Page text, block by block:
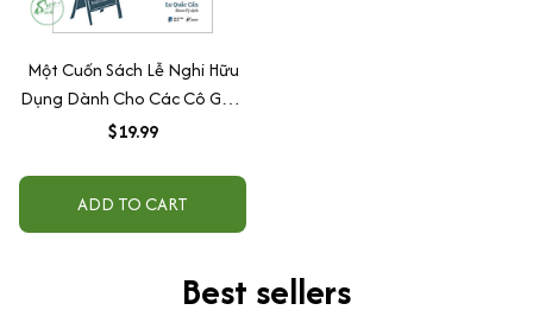
Một Cuốn Sách Lễ Nghi Hữu
Dụng Dành Cho Các Cô Gái -
70+ Quy Tắc Xã Giao Thanh
$19.99
ADD TO CART
Best sellers